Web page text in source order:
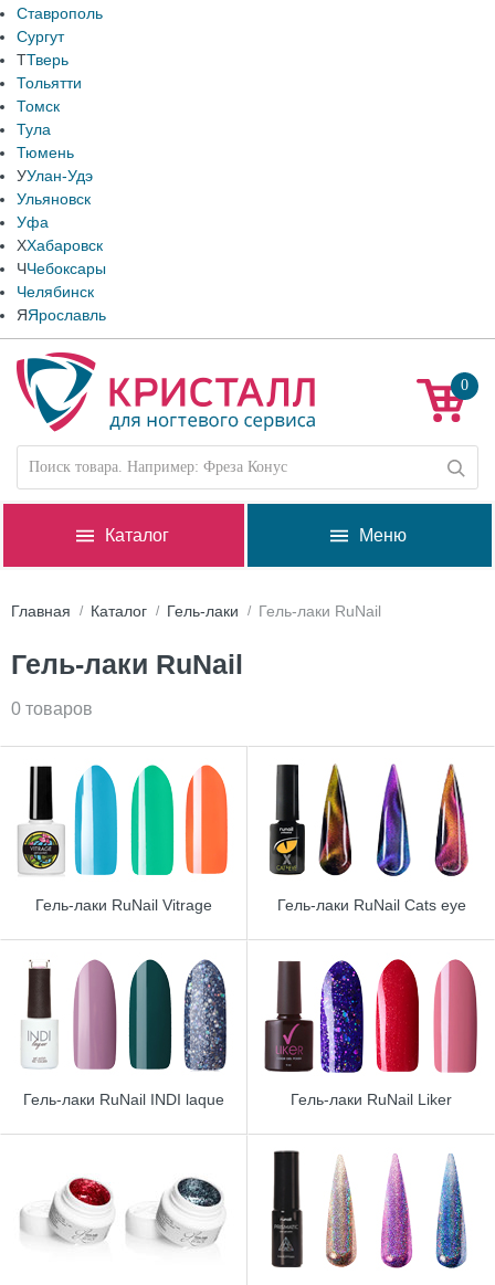
Ставрополь
Сургут
ТТверь
Тольятти
Томск
Тула
Тюмень
УУлан-Удэ
Ульяновск
Уфа
ХХабаровск
ЧЧебоксары
Челябинск
ЯЯрославль
0
Каталог Меню
Главная Каталог Гель-лаки Гель-лаки RuNail
Гель-лаки RuNail
0 товаров
Гель-лаки RuNail Vitrage Гель-лаки RuNail Cats eye
Гель-лаки RuNail INDI laque Гель-лаки RuNail Liker